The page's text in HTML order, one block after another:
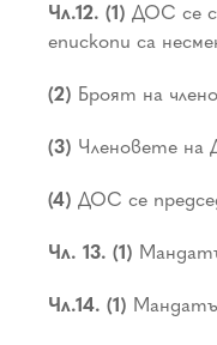
Чл.12. (1) ДОС се
епископи са
(2) Броят на
(3) Членовете на
(4) ДОС се
Чл. 13. (1)
Чл.14. (1)